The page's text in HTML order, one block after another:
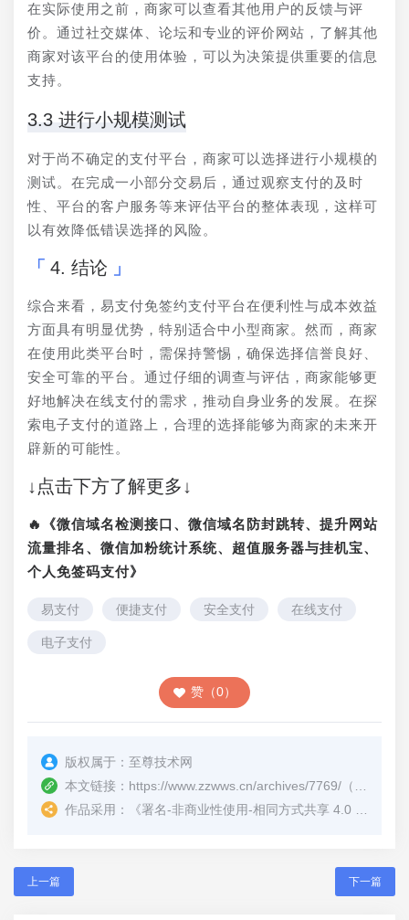
在实际使用之前，商家可以查看其他用户的反馈与评
价。通过社交媒体、论坛和专业的评价网站，了解其他
商家对该平台的使用体验，可以为决策提供重要的信息
支持。
3.3 进行小规模测试
对于尚不确定的支付平台，商家可以选择进行小规模的
测试。在完成一小部分交易后，通过观察支付的及时
性、平台的客户服务等来评估平台的整体表现，这样可
以有效降低错误选择的风险。
4. 结论
综合来看，易支付免签约支付平台在便利性与成本效益
方面具有明显优势，特别适合中小型商家。然而，商家
在使用此类平台时，需保持警惕，确保选择信誉良好、
安全可靠的平台。通过仔细的调查与评估，商家能够更
好地解决在线支付的需求，推动自身业务的发展。在探
索电子支付的道路上，合理的选择能够为商家的未来开
辟新的可能性。
↓点击下方了解更多↓
🔥《微信域名检测接口、微信域名防封跳转、提升网站
流量排名、微信加粉统计系统、超值服务器与挂机宝、
个人免签码支付》
易支付 便捷支付 安全支付 在线支付
电子支付
赞（0）
版权属于： 至尊技术网
本文链接： https://www.zzwws.cn/archives/7769/ （转载时请注明本文出处及文章链接）
作品采用：
《署名-非商业性使用-相同方式共享 4.0 国际 (CC BY-NC-SA 4.0)
上一篇 下一篇